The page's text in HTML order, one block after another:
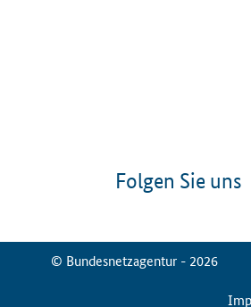
Folgen Sie uns
© Bundesnetzagentur - 2026
ServiceMenu